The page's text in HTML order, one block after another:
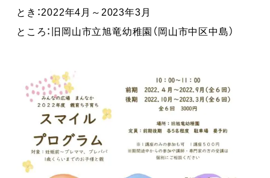
とき：2022年4月～2023年3月
ところ：旧岡山市立旭竜幼稚園（岡山市中区中島）